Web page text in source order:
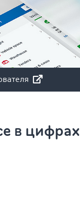
в цифрах